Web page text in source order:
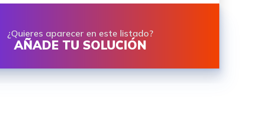
¿Quieres aparecer en este listado?
AÑADE TU SOLUCIÓN